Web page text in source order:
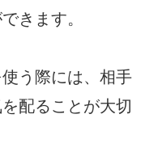
きます。
う際には、相手
配ることが大切